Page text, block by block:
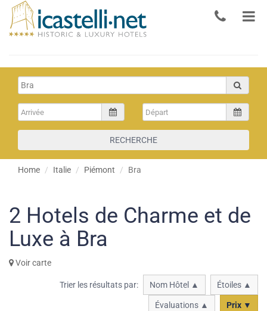
RECHERCHE
Home Italie Piémont Bra
2 Hotels de Charme et de
Luxe à Bra
Voir carte
Trier les résultats par: Nom Hôtel ▲ Étoiles ▲
Évaluations ▲ Prix ▼